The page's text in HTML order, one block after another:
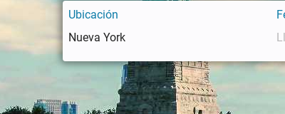
Ubicación